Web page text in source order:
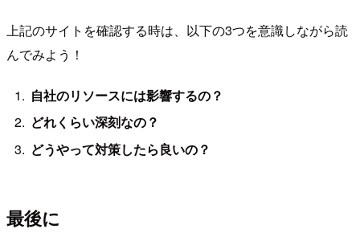
上記のサイトを確認する時は、以下の3つを意識しながら読
んでみよう！
自社のリソースには影響するの？
どれくらい深刻なの？
どうやって対策したら良いの？
最後に